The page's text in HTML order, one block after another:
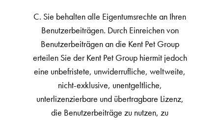
C. Sie behalten alle Eigentumsrechte an Ihren
Benutzerbeiträgen. Durch Einreichen von
Benutzerbeiträgen an die Kent Pet Group
erteilen Sie der Kent Pet Group hiermit jedoch
eine unbefristete, unwiderrufliche, weltweite,
nicht-exklusive, unentgeltliche,
unterlizenzierbare und übertragbare Lizenz,
die Benutzerbeiträge zu nutzen, zu